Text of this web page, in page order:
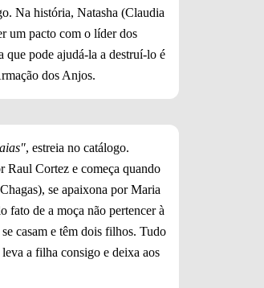
Na história, Natasha (Claudia
um pacto com o líder dos
pode ajudá-la a destruí-lo é
dos Anjos.
, estreia no catálogo.
Raul Cortez e começa quando
se apaixona por Maria
fato de a moça não pertencer à
casam e têm dois filhos. Tudo
a filha consigo e deixa aos